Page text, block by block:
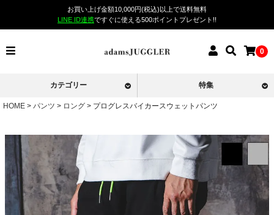
お買い上げ金額10,000円(税込)以上で送料無料
LINE ID連携ですぐに使える500ポイントプレゼント!!
0
カテゴリー 特集
HOME パンツ ロング プログレスバイカースウェットパンツ